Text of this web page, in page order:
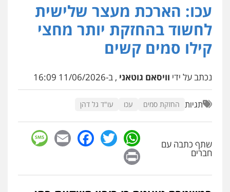
עו"ד איהאב זבידאת
פלילי פשיעה חמורה ארגוני פשע עבירות
המתה עבירות מין
0509930581
פלילי תעבורה
פשיעה חמורה ליווי וייצוג בחקירות
ומעצרים אסירים נוער
0525914163
עכו: הארכת מעצר שלישית
לחשוד בהחזקת יותר מחצי
קילו סמים קשים
נכתב על ידי וויסאם גוטאני , ב-11/06/2026 16:09
תגיות החזקת סמים עכו עו"ד גל דהן
שתף כתבה עם
חברים
WhatsApp
Twitter
Facebook
Email